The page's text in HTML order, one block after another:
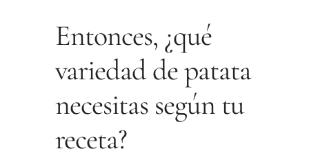
Entonces, ¿qué
variedad de patata
necesitas según tu
receta?